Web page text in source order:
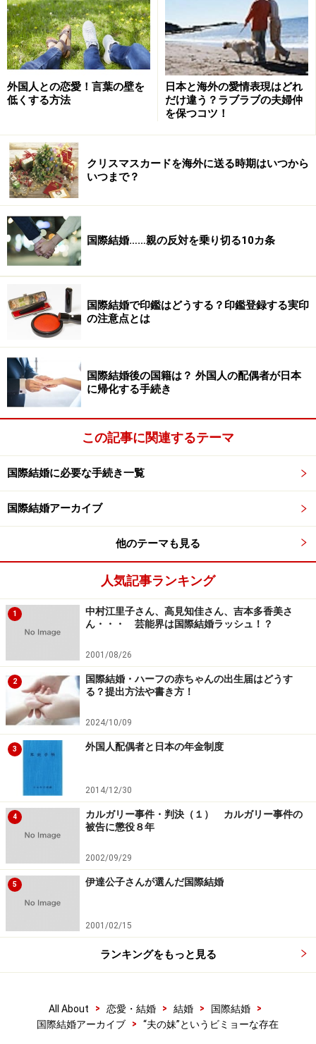
義妹のヤキモチ？
お金以上に気になるのが、妹さんの態度。とにかくお兄
さんにベッタベタらしいのです。歩く時は腕を組む。し
かも、ぶら下がるように。テーブルではちゃっかり隣に
るかのように話す。さらに、まだ言語がそれほど堪能で
ないA子さんにはキャッチできないほどのスピードで話
されるので、会話に入っていくことができないそうで
す。
この妹さんの態度には、明らかに、そう“ヤキモチ”が含
まれていますよね。
女性はそういうことに敏感なので、すぐ察知することが
できるのですが、おそらくご主人はそこまで気が付いて
いないと思います。その辺は、甘え上手な妹さんの巧み
な部分でもあるのでしょう。
ご主人としては、２人に仲良くなってほしいという思い
があるので、妹とも今まで通りに接するし、一緒に出か
アナタに、兄貴らしく振る舞うカッコいいところを見せ
たいという気持ちもあるのではないでしょうか？
仲のいい兄妹ほど、こういうことが起こりがちです。特
に、妹さんがまだ独身であったり、ボーイフレンドがい
ない状態だったりすると、お兄さんが疑似恋人のように
なっていたりするので（義妹本人は意識していなくて
も）、兄嫁に対抗意識を燃やしたり、ジェラシーを感じ
たりするのでしょうね。
婚したりボーイフレンドができたりすると、コロッと変
わりますから、しばし辛抱して待つしかありません。
実は私にも義妹がいます♪ その関係は……？
※記事内容は執筆時点のものです。最新の内容をご確認くださ
外国人との恋愛！言葉の壁を
低くする方法
日本と海外の愛情表現はどれ
だけ違う？ラブラブの夫婦仲
を保つコツ！
クリスマスカードを海外に送る時期はいつから
いつまで？
国際結婚……親の反対を乗り切る10カ条
国際結婚で印鑑はどうする？印鑑登録する実印
の注意点とは
国際結婚後の国籍は？ 外国人の配偶者が日本
に帰化する手続き
この記事に関連するテーマ
国際結婚に必要な手続き一覧
国際結婚アーカイブ
他のテーマも見る
人気記事ランキング
1
中村江里子さん、高見知佳さん、吉本多香美さ
ん・・・ 芸能界は国際結婚ラッシュ！？
2001/08/26
2
国際結婚・ハーフの赤ちゃんの出生届はどうす
る？提出方法や書き方！
2024/10/09
3 外国人配偶者と日本の年金制度
2014/12/30
4
カルガリー事件・判決（１） カルガリー事件の
被告に懲役８年
2002/09/29
5 伊達公子さんが選んだ国際結婚
2001/02/15
ランキングをもっと見る
All About > 恋愛・結婚 > 結婚 > 国際結婚
>
国際結婚アーカイブ
> “夫の妹”というビミョーな存在